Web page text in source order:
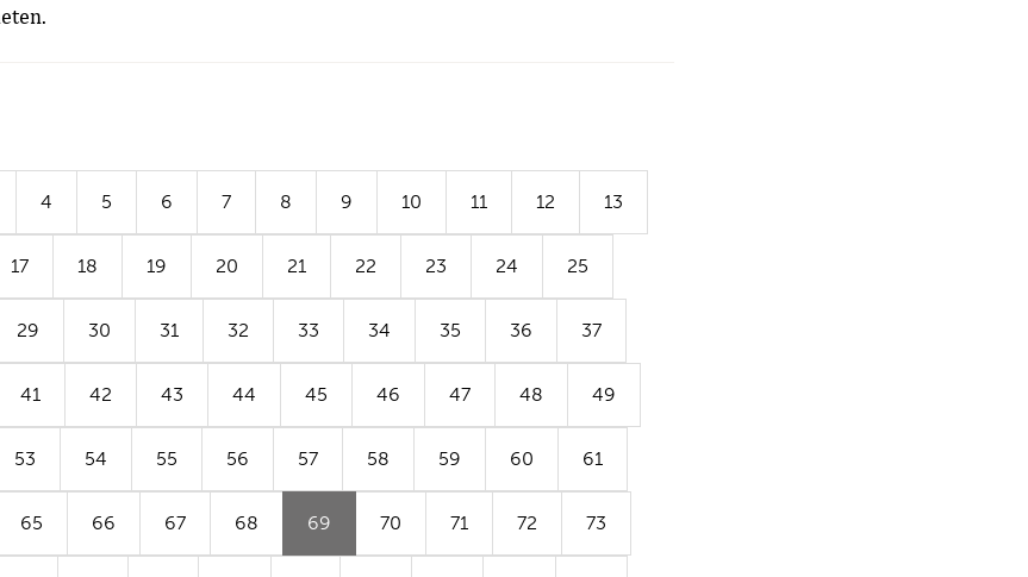
4 5 6 7 8 9 10 11 12 13
17 18 19 20 21 22 23 24 25
29 30 31 32 33 34 35 36 37
41 42 43 44 45 46 47 48 49
53 54 55 56 57 58 59 60 61
65 66 67 68 69 (Aktuell
70 71 72 73